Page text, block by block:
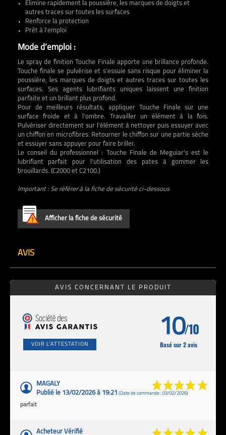
Elimine rapidement la poussière, les marques de doigts et
autres traces sur toutes les surfaces
Renforce la protection
Prêt à l'emploi
Mode d’emploi :
Le spray de finition Touche Finale apporte une brillance profonde.
Touche finale se pulvérise et s’essuie sans risque pour éliminer la
poussière, les marques de doigts et autres traces sur toutes les
surfaces. Ses agents lubrifiants uniques laissent une finition
parfaite et un brillant plus profond.
Pour de meilleurs résultats, appliquer Touche Finale sur une
surface froide et à l’ombre. Travailler un élément à la fois.
Pulvériser directement sur l’élément à nettoyer puis essuyer avec
un chiffon en microfibres. Retourner le chiffon sur une partie sèche
et essuyer sans appuyer pour faire briller.
Le conseil du professionnel : Touche Finale de Meguiar’s est le
lubrifiant parfait pour l’utilisation des pates à gommer les
brouillards. (C2000 et C2100.)
Important : Se référer à la fiche de sécurité ci-dessous
Afficher la fiche de sécurité
AVIS
AVIS CONCERNANT LE PRODUIT
VOIR L'ATTESTATION
10/10
Basé sur 2 avis
MAGALY
Publié le 13/02/2026 à 19:21 (Date de commande : 03/02/2026)
parfait
Acheteur Vérifié